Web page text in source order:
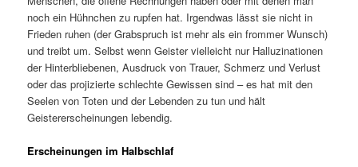
noch ein Hühnchen zu rupfen hat. Irgendwas lässt sie nicht in
Frieden ruhen (der Grabspruch ist mehr als ein frommer Wunsch)
und treibt um. Selbst wenn Geister vielleicht nur Halluzinationen
der Hinterbliebenen, Ausdruck von Trauer, Schmerz und Verlust
oder das projizierte schlechte Gewissen sind – es hat mit den
Seelen von Toten und der Lebenden zu tun und hält
Geistererscheinungen lebendig.
Erscheinungen im Halbschlaf